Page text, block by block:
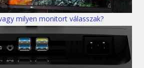
milyen monitort válasszak?